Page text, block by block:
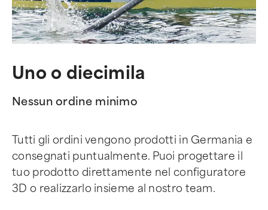
Uno o diecimila
Nessun ordine minimo
Tutti gli ordini vengono prodotti in Germania e
consegnati puntualmente. Puoi progettare il
tuo prodotto direttamente nel configuratore
3D o realizzarlo insieme al nostro team.